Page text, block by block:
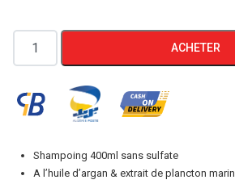
quantité
de
Shampoing
Sans
Cheveux
Desséchés
ACHETER
Shampoing 400ml sans sulfate
A l’huile d’argan & extrait de plancton marin